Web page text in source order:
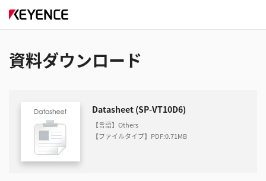
資料ダウンロード
Datasheet (SP-VT10D6)
【言語】Others
【ファイルタイプ】PDF:0.71MB